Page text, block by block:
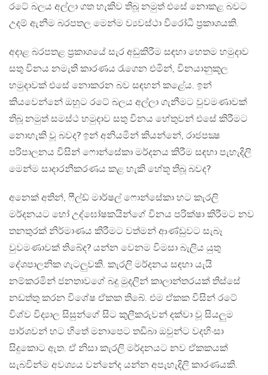
රටේ බලය අල්ලා ගත හැකිව තිබූ නමුත් එසේ නොකළ බවට
උදම් ඇනීම බරපතල මෙන්ම ව්‍යවස්ථා විරෝධී ප්‍රකාශයකි.
අදාළ බරපතළ ප්‍රකාශයේ සැර අඩුකිරීම සඳහා හෙතම හමුදාව
සතු විනය නමැති කාරණය රැගෙන එමින්, විනයානුකූල
හමුදාවක් එසේ නොකරන බව සඳහන් කළේය. ඉන්
කියවෙන්නේ ඔහුට රටේ බලය අල්ලා ගැනීමට වුවමණාවක්
තිබූ නමුත් සමස්ථ හමුදාව සතු විනය හේතුවන් එසේ කිරීමට
නොහැකි වූ බවද? ඉන් අනියමින් කියන්නේ, රාජපක්‍ෂ
පරිපාලනය විසින් ෆොන්සේකා මර්දනය කිරීම සඳහා පැහැදිලි
මෙන්ම සාදාරනීකරණය කළ හැකි හේතූ තිබූ බවද?
අනෙක් අතින්, ෆීල්ඩ් මාර්ෂල් ෆොන්සේකා හට කැරලි
මර්දනයට හෝ උද්ඝෝෂකයින්ගේ විනය පරික්ෂා කිරීමට නව
තනතුරක් නිර්මාණය කිරීමට වත්මන් ආණ්ඩුවට සැබෑ
වුවමණාවක් තිබේද? යන්න වෙනම විමසා බැලිය යුතු
දේශපාලනික ගැටලුවකි. කැරලි මර්දනය සඳහා යැයි
නම්කරමින් ජනතාවගේ බදු මුදලින් කාලාන්තරයක් තිස්සේ
නඩත්තු කරන විශේෂ ඒකක තිබේ. එම ඒකක විසින් රටේ
විශ්ව විද්‍යාල සිසුන්ගේ සිට කුලීකරුවන් දක්වා වූ සියලුම
පාර්ශවන් හට හිතේ මනාපෙට තඩිබා ඔවුන්ට වදහිංසා
සිදුකොට ඇත. ඒ නිසා කැරලි මර්දනයට නව ඒකකයක්
සැබවින්ම අවශ්‍යය වන්නේද යන්න අපැහැදිලි කාරණයකි.